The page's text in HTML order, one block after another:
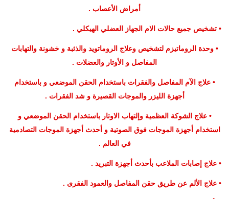
أمراض الأعصاب .
• تشخيص جميع حالات الام الجهاز العضلي الهيكلي .
• وحدة الروماتيزم لتشخيص وعلاج الروماتويد والذئبة و خشونة والتهابات
المفاصل و الأوتار والعضلات .
• علاج الآم المفاصل والفقرات باستخدام الحقن الموضعي و باستخدام
أجهزة الليزر والموجات القصيرة و شد الفقرات .
• علاج الشوكة العظمية وإلتهاب الاوتار باستخدام الحقن الموضعي و
استخدام أجهزة الموجات فوق الصوتية و أحدث أجهزة الموجات التصادمية
في العالم .
• علاج إصابات الملاعب بأحدث أجهزة التبريد .
• علاج الألم عن طريق حقن المفاصل والعمود الفقرى .